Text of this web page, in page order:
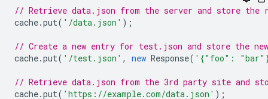
// Retrieve data.json from the server and store the
cache.put( '/data.json' );
// Create a new entry for test.json and store the
cache.put( '/test.json' , new Response( '{"foo":
// Retrieve data.json from the 3rd party site and
cache.put( 'https://example.com/data.json' );